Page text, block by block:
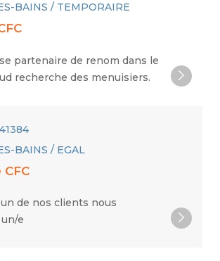
BAINS / TEMPORAIRE
partenaire de renom dans le
recherche des menuisiers.
BAINS / EGAL
de nos clients nous
e